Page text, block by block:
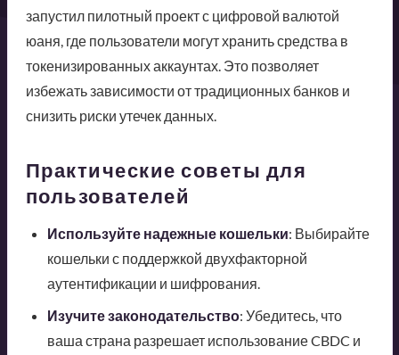
запустил пилотный проект с цифровой валютой
юаня, где пользователи могут хранить средства в
токенизированных аккаунтах. Это позволяет
избежать зависимости от традиционных банков и
снизить риски утечек данных.
Практические советы для
пользователей
Используйте надежные кошельки: Выбирайте
кошельки с поддержкой двухфакторной
аутентификации и шифрования.
Изучите законодательство: Убедитесь, что
ваша страна разрешает использование CBDC и